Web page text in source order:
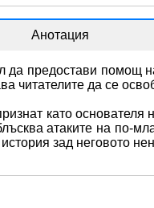
Анотация
да предостави помощ
читателите да се
като основателя
атаките на по-
зад неговото